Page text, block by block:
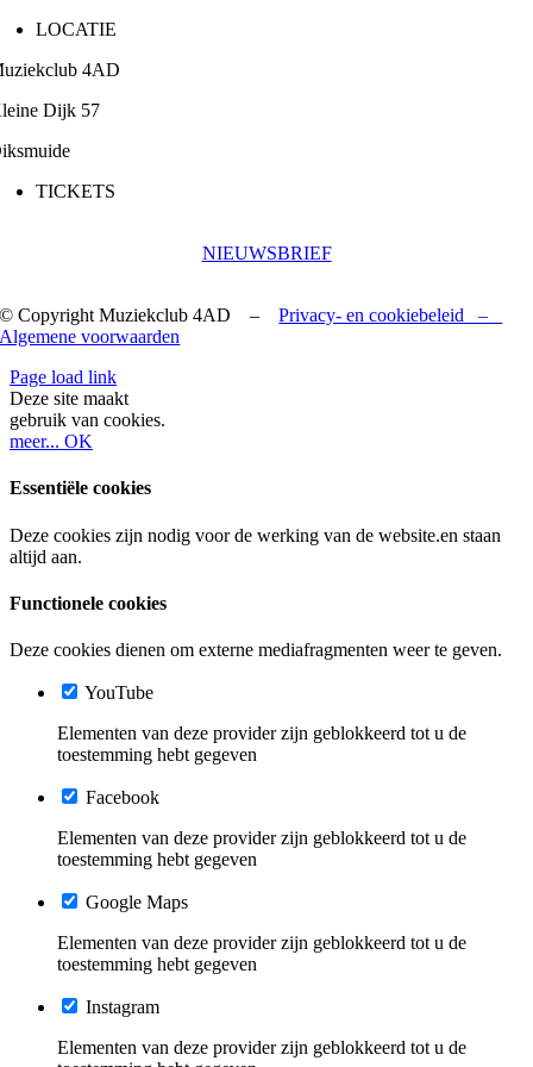
LOCATIE
4AD
Dijk 57
TICKETS
NIEUWSBRIEF
© Copyright Muziekclub 4AD –Privacy- en cookiebeleid –
Algemene voorwaarden
Page load link
Deze site maakt
gebruik van cookies.
meer... OK
Essentiële cookies
Deze cookies zijn nodig voor de werking van de website.en staan
altijd aan.
Functionele cookies
Deze cookies dienen om externe mediafragmenten weer te geven.
YouTube
Elementen van deze provider zijn geblokkeerd tot u de
toestemming hebt gegeven
Facebook
Elementen van deze provider zijn geblokkeerd tot u de
toestemming hebt gegeven
Google Maps
Elementen van deze provider zijn geblokkeerd tot u de
toestemming hebt gegeven
Instagram
Elementen van deze provider zijn geblokkeerd tot u de